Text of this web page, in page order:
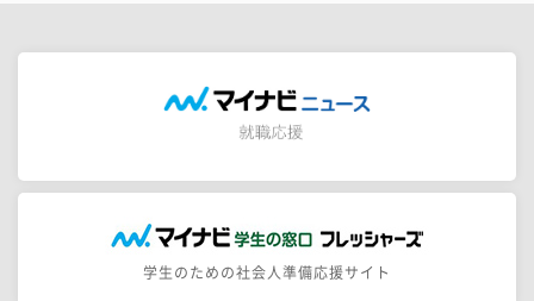
学生のための社会人準備応援サイト